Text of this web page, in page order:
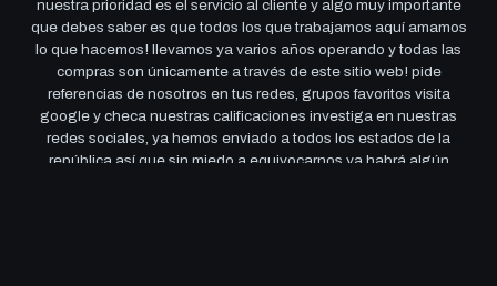
nuestra prioridad es el servicio al cliente y algo muy importante
que debes saber es que todos los que trabajamos aquí amamos
lo que hacemos! llevamos ya varios años operando y todas las
compras son únicamente a través de este sitio web! pide
referencias de nosotros en tus redes, grupos favoritos visita
google y checa nuestras calificaciones investiga en nuestras
redes sociales, ya hemos enviado a todos los estados de la
república así que sin miedo a equivocarnos ya habrá algún